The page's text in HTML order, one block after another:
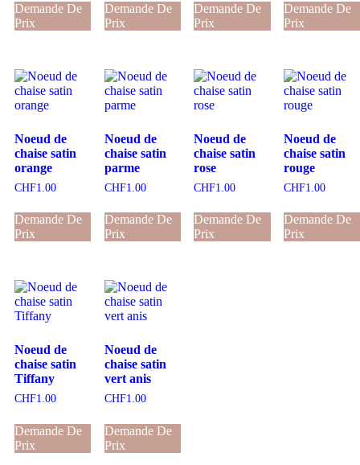
Demande De
Prix
Demande De
Prix
Demande De
Prix
Demande De
Prix
Noeud de
chaise satin
orange
CHF1.00
Demande De
Prix
Noeud de
chaise satin
parme
CHF1.00
Demande De
Prix
Noeud de
chaise satin
rose
CHF1.00
Demande De
Prix
Noeud de
chaise satin
rouge
CHF1.00
Demande De
Prix
Noeud de
chaise satin
Tiffany
CHF1.00
Demande De
Prix
Noeud de
chaise satin
vert anis
CHF1.00
Demande De
Prix